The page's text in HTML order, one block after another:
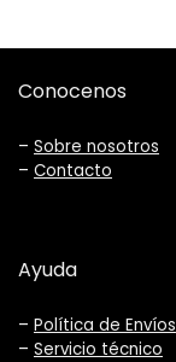
Conocenos
– Sobre nosotros
– Contacto
Ayuda
– Política de Envíos
– Servicio técnico